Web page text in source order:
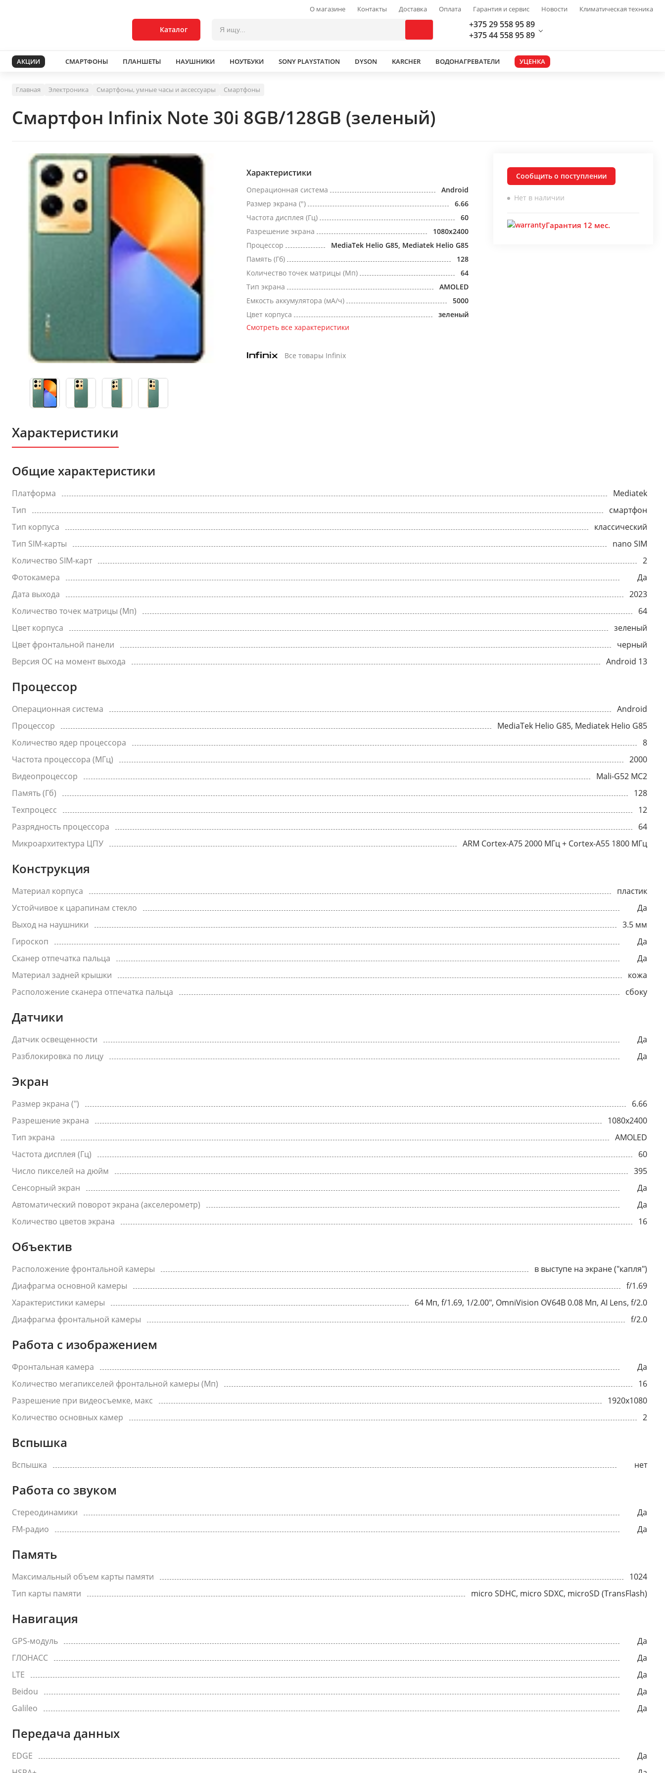
О магазине Контакты Доставка Оплата Гарантия и сервис Новости Климатическая техника
Каталог
+375 29 558 95 89
+375 44 558 95 89
АКЦИИ СМАРТФОНЫ ПЛАНШЕТЫ НАУШНИКИ НОУТБУКИ SONY PLAYSTATION DYSON KARCHER ВОДОНАГРЕВАТЕЛИ УЦЕНКА
Главная Электроника Смартфоны, умные часы и аксессуары Смартфоны
Смартфон Infinix Note 30i 8GB/128GB (зеленый)
Характеристики
Операционная система
Android
Размер экрана (")
6.66
Частота дисплея (Гц)
60
Разрешение экрана
1080x2400
Процессор
MediaTek Helio G85, Mediatek Helio G85
Память (Гб)
128
Количество точек матрицы (Мп)
64
Тип экрана
AMOLED
Емкость аккумулятора (мА/ч)
5000
Цвет корпуса
зеленый
Смотреть все характеристики
Все товары Infinix
Сообщить о поступлении
Нет в наличии
Гарантия 12 мес.
Характеристики
Общие характеристики
Платформа
Mediatek
Тип
смартфон
Тип корпуса
классический
Тип SIM-карты
nano SIM
Количество SIM-карт
2
Фотокамера
Да
Дата выхода
2023
Количество точек матрицы (Мп)
64
Цвет корпуса
зеленый
Цвет фронтальной панели
черный
Версия ОС на момент выхода
Android 13
Процессор
Операционная система
Android
Процессор
MediaTek Helio G85, Mediatek Helio G85
Количество ядер процессора
8
Частота процессора (МГц)
2000
Видеопроцессор
Mali-G52 MC2
Память (Гб)
128
Техпроцесс
12
Разрядность процессора
64
Микроархитектура ЦПУ
ARM Cortex-A75 2000 МГц + Cortex-A55 1800 МГц
Конструкция
Материал корпуса
пластик
Устойчивое к царапинам стекло
Да
Выход на наушники
3.5 мм
Гироскоп
Да
Сканер отпечатка пальца
Да
Материал задней крышки
кожа
Расположение сканера отпечатка пальца
сбоку
Датчики
Датчик освещенности
Да
Разблокировка по лицу
Да
Экран
Размер экрана (")
6.66
Разрешение экрана
1080x2400
Тип экрана
AMOLED
Частота дисплея (Гц)
60
Число пикселей на дюйм
395
Сенсорный экран
Да
Автоматический поворот экрана (акселерометр)
Да
Количество цветов экрана
16
Объектив
Расположение фронтальной камеры
в выступе на экране ("капля")
Диафрагма основной камеры
f/1.69
Характеристики камеры
64 Мп, f/1.69, 1/2.00", OmniVision OV64B 0.08 Мп, AI Lens, f/2.0
Диафрагма фронтальной камеры
f/2.0
Работа с изображением
Фронтальная камера
Да
Количество мегапикселей фронтальной камеры (Мп)
16
Разрешение при видеосъемке, макс
1920x1080
Количество основных камер
2
Вспышка
Вспышка нет
Работа со звуком
Стереодинамики
Да
FM-радио
Да
Память
Максимальный объем карты памяти
1024
Тип карты памяти
micro SDHC, micro SDXC, microSD (TransFlash)
Навигация
GPS-модуль
Да
ГЛОНАСС
Да
LTE
Да
Beidou
Да
Galileo
Да
Передача данных
EDGE
Да